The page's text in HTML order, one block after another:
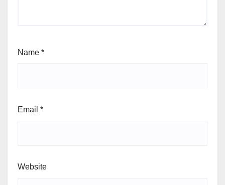
Name *
Email *
Website